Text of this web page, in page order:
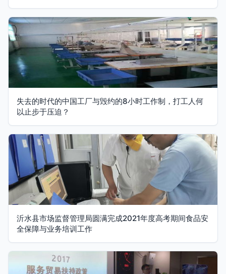
失去的时代的中国工厂与毁约的8小时工作制，打工人何
以止步于压迫？
沂水县市场监督管理局圆满完成2021年度高考期间食品安
全保障与业务培训工作